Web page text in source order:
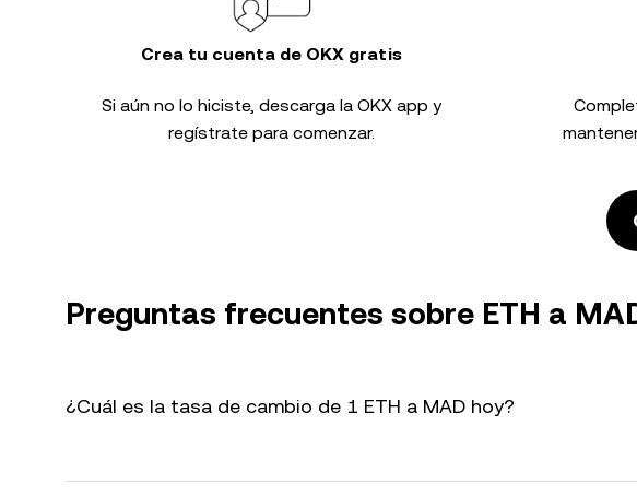
Crea tu cuenta de OKX gratis
Si aún no lo hiciste, descarga la OKX app y
regístrate para comenzar.
Preguntas frecuentes sobre ETH a
¿Cuál es la tasa de cambio de 1 ETH a MAD hoy?